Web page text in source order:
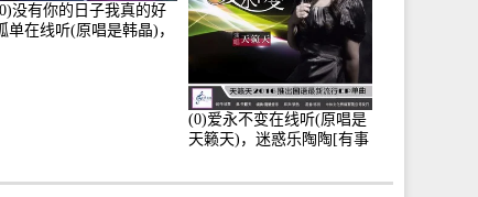
没有你的日子我真的好
单在线听(原唱是韩晶)，
(0)爱永不变在线听(原唱是
天籁天)，迷惑乐陶陶[有事